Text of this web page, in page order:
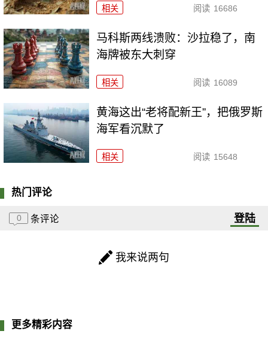
相关 阅读 16686
马科斯两线溃败：沙拉稳了，南
海牌被东大刺穿
相关 阅读 16089
黄海这出“老将配新王”，把俄罗斯
海军看沉默了
相关 阅读 15648
热门评论
0 条评论 登陆
我来说两句
更多精彩内容